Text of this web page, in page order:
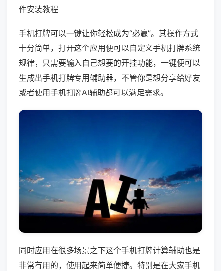
件安装教程
手机打牌可以一键让你轻松成为“必赢”。其操作方式
十分简单，打开这个应用便可以自定义手机打牌系统
规律，只需要输入自己想要的开挂功能，一键便可以
生成出手机打牌专用辅助器，不管你是想分享给好友
或者使用手机打牌AI辅助都可以满足需求。
同时应用在很多场景之下这个手机打牌计算辅助也是
非常有用的，使用起来简单便捷。特别是在大家手机